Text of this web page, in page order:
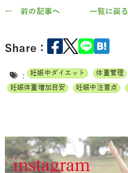
← 前の記事へ 一覧に戻る
Share：
: 妊娠中ダイエット 体重管理
妊娠体重増加目安
妊娠中注意点